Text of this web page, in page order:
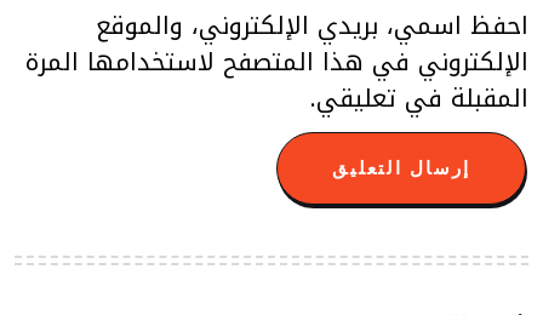
احفظ اسمي، بريدي الإلكتروني، والموقع
الإلكتروني في هذا المتصفح لاستخدامها المرة
المقبلة في تعليقي.